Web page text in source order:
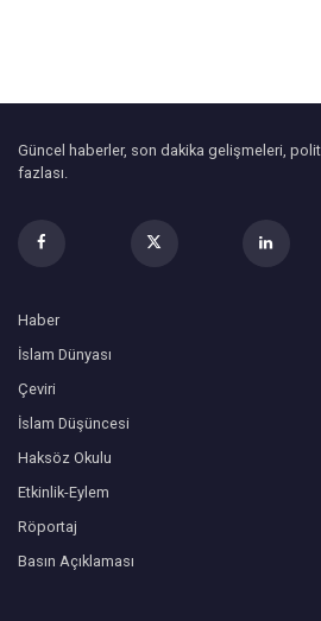
Güncel haberler, son dakika gelişmeleri,
fazlası.
Haber
İslam Dünyası
Çeviri
İslam Düşüncesi
Haksöz Okulu
Etkinlik-Eylem
Röportaj
Basın Açıklaması